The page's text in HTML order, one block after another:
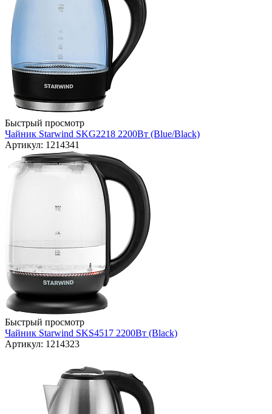
Быстрый просмотр
Чайник Starwind SKG2218 2200Вт (Blue/Black)
Артикул: 1214341
Быстрый просмотр
Чайник Starwind SKS4517 2200Вт (Black)
Артикул: 1214323